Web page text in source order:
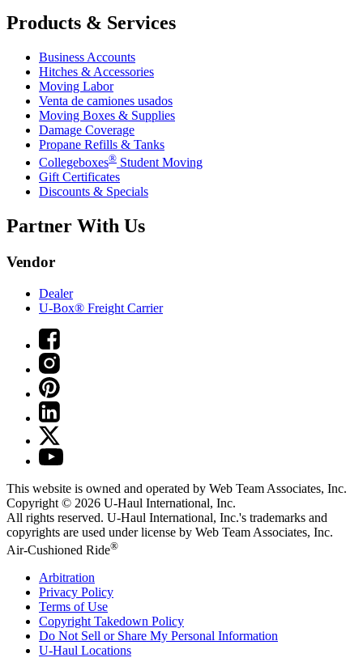
Products & Services
Business Accounts
Hitches & Accessories
Moving Labor
Venta de camiones usados
Moving Boxes & Supplies
Damage Coverage
Propane Refills & Tanks
Collegeboxes® Student Moving
Gift Certificates
Discounts & Specials
Partner With Us
Vendor
Dealer
U-Box® Freight Carrier
This website is owned and operated by Web Team Associates, Inc.
Copyright © 2026 U-Haul International, Inc.
All rights reserved. U-Haul International, Inc.'s trademarks and
copyrights are used under license by Web Team Associates, Inc.
Air-Cushioned Ride®
Arbitration
Privacy Policy
Terms of Use
Copyright Takedown Policy
Do Not Sell or Share My Personal Information
U-Haul Locations